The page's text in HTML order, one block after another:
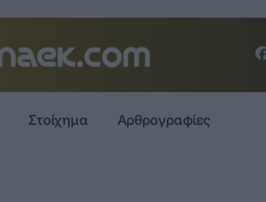
Στοίχημα Αρθρογραφίες